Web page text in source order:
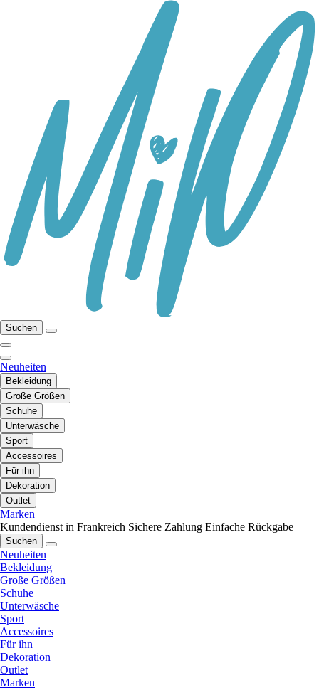
Suchen
Neuheiten
Bekleidung
Große Größen
Schuhe
Unterwäsche
Sport
Accessoires
Für ihn
Dekoration
Outlet
Marken
Kundendienst in Frankreich Sichere Zahlung Einfache Rückgabe
Suchen
Neuheiten
Bekleidung
Große Größen
Schuhe
Unterwäsche
Sport
Accessoires
Für ihn
Dekoration
Outlet
Marken